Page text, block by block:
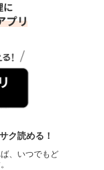
ク読める！
、いつでもど